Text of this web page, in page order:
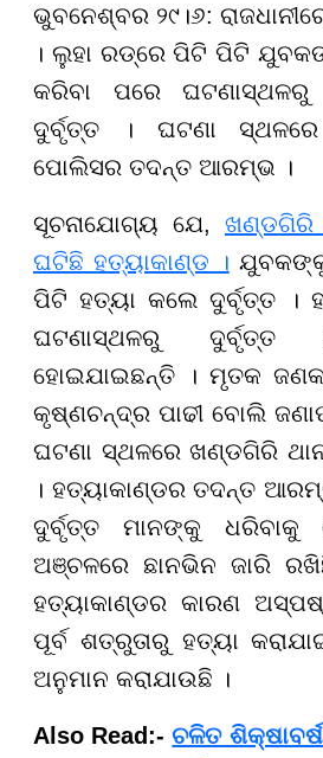
ଭୁବନେଶ୍ବର ୨୯।୬:
। ଲୁହା ରଡ୍‌ରେ ପିଟି ପିଟି
କରିବା ପରେ ଘଟଣାସ୍ଥଳରୁ
ଦୁର୍ବୃତ୍ତ । ଘଟଣା
ପୋଲିସର ତଦନ୍ତ ଆରମ୍ଭ ।
ସୂଚନାଯୋଗ୍ୟ ଯେ, ଖଣ୍ଡଗିରି
ଘଟିଛି ହତ୍ୟାକାଣ୍ଡ ।
ପିଟି ହତ୍ୟା କଲେ ଦୁର୍ବୃତ୍ତ ।
ଘଟଣାସ୍ଥଳରୁ ଦୁର୍ବୃତ୍ତ
ହୋଇଯାଇଛନ୍ତି । ମୃତକ
କୃଷ୍ଣଚନ୍ଦ୍ର ପାଢୀ ବୋଲି
ଘଟଣା ସ୍ଥଳରେ ଖଣ୍ଡଗିରି
। ହତ୍ୟାକାଣ୍ଡର ତଦନ୍ତ
ଦୁର୍ବୃତ୍ତ ମାନଙ୍କୁ ଧରିବାକୁ
ଅଞ୍ଚଳରେ ଛାନଭିନ ଜାରି
ହତ୍ୟାକାଣ୍ଡର କାରଣ
ପୂର୍ବ ଶତ୍ରୁତାରୁ ହତ୍ୟା
ଅନୁମାନ କରାଯାଉଛି ।
Also Read:-ଚଳିତ